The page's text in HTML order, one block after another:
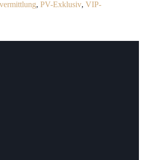
, PV-Exklusiv, VIP-